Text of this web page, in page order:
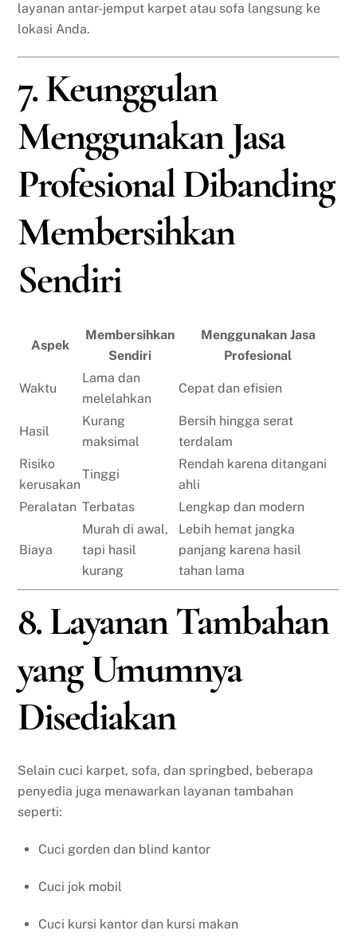
layanan antar-jemput karpet atau sofa langsung ke
lokasi Anda.
7. Keunggulan
Menggunakan Jasa
Profesional Dibanding
Membersihkan
Sendiri
Aspek
Membersihkan
Sendiri
Menggunakan Jasa
Profesional
Waktu
Lama dan
melelahkan
Cepat dan efisien
Hasil
Kurang
maksimal
Bersih hingga serat
terdalam
Risiko
kerusakan
Tinggi
Rendah karena ditangani
ahli
Peralatan Terbatas Lengkap dan modern
Biaya
Murah di awal,
tapi hasil
kurang
Lebih hemat jangka
panjang karena hasil
tahan lama
8. Layanan Tambahan
yang Umumnya
Disediakan
Selain cuci karpet, sofa, dan springbed, beberapa
penyedia juga menawarkan layanan tambahan
seperti:
Cuci gorden dan blind kantor
Cuci jok mobil
Cuci kursi kantor dan kursi makan